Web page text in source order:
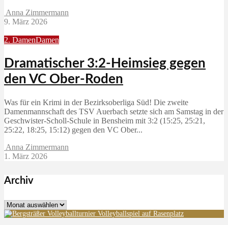
Anna Zimmermann
9. März 2026
2. DamenDamen
Dramatischer 3:2-Heimsieg gegen
den VC Ober-Roden
Was für ein Krimi in der Bezirksoberliga Süd! Die zweite
Damenmannschaft des TSV Auerbach setzte sich am Samstag in der
Geschwister-Scholl-Schule in Bensheim mit 3:2 (15:25, 25:21,
25:22, 18:25, 15:12) gegen den VC Ober...
Anna Zimmermann
1. März 2026
Archiv
Archiv